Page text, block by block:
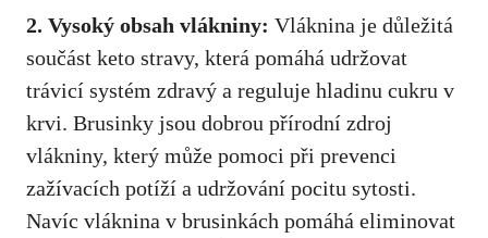
2. Vysoký obsah vlákniny: Vláknina je důležitá
součást keto stravy, která pomáhá udržovat
trávicí systém zdravý a reguluje hladinu cukru v
krvi. Brusinky jsou dobrou přírodní zdroj
vlákniny, který může pomoci při prevenci
zažívacích potíží a udržování pocitu sytosti.
Navíc vláknina v brusinkách pomáhá eliminovat